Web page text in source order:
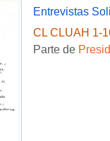
Entrevistas
CL CLUAH 1-
Parte de